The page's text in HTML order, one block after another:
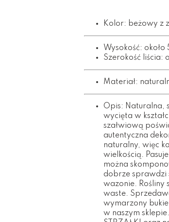
Kolor: beżowy z
Wysokość: około
Szerokość liścia:
Materiał:
Opis: Naturalna,
wycięta w
szałwiową
autentyczna
naturalny, więc
wielkością.
można
dobrze sprawdzi
wazonie. Rośliny
waste.
wymarzony
w naszym